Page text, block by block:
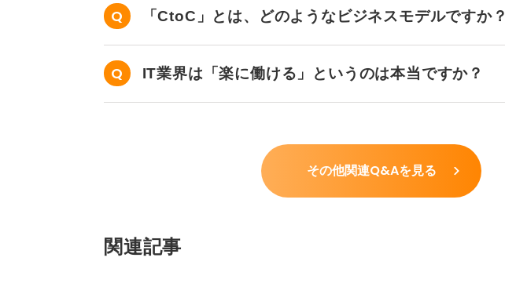
「CtoC」とは、どのようなビジネスモデルですか？
IT業界は「楽に働ける」というのは本当ですか？
その他関連Q&Aを見る
関連記事